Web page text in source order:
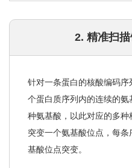
2. 精准扫
针对一条蛋白的核酸编码
个蛋白质序列内的连续的
种氨基酸，以此对应的多种
突变一个氨基酸位点，每
基酸位点突变。